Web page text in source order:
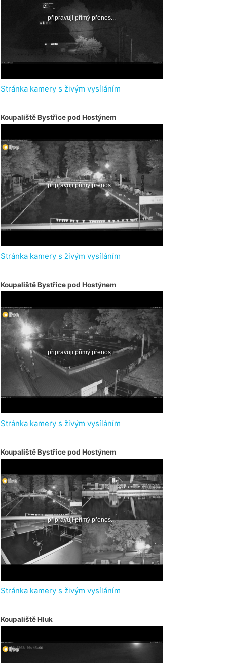
Stránka kamery s živým vysíláním
Koupaliště Bystřice pod Hostýnem
Stránka kamery s živým vysíláním
Koupaliště Bystřice pod Hostýnem
Stránka kamery s živým vysíláním
Koupaliště Bystřice pod Hostýnem
Stránka kamery s živým vysíláním
Koupaliště Hluk